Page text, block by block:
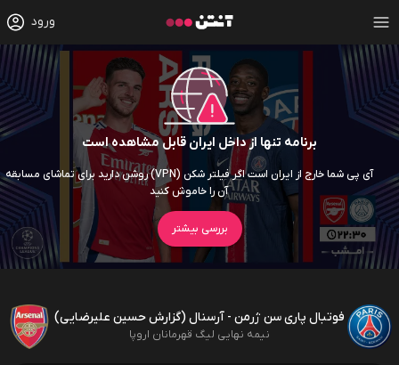
ورود
برنامه تنها از داخل ایران قابل مشاهده است
آی پی شما خارج از ایران است اگر فیلتر شکن (VPN) روشن دارید برای تماشای مسابقه
آن را خاموش کنید
بررسی بیشتر
فوتبال پاری سن ژرمن - آرسنال (گزارش حسین علیرضایی)
نیمه نهایی لیگ قهرمانان اروپا